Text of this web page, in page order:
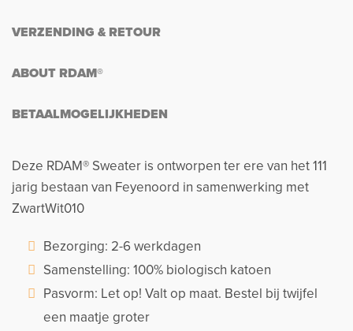
VERZENDING & RETOUR
ABOUT RDAM®
BETAALMOGELIJKHEDEN
Deze RDAM® Sweater is ontworpen ter ere van het 111
jarig bestaan van Feyenoord in samenwerking met
ZwartWit010
Bezorging: 2-6 werkdagen
Samenstelling: 100% biologisch katoen
Pasvorm: Let op! Valt op maat. Bestel bij twijfel
een maatje groter